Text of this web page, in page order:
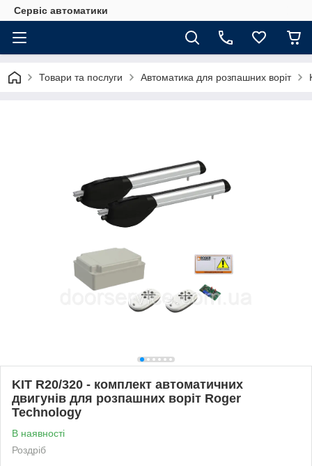
Сервіс автоматики
Товари та послуги Автоматика для розпашних воріт
KIT R20/320 - комплект автоматичних
двигунів для розпашних воріт Roger
Technology
В наявності
Роздріб